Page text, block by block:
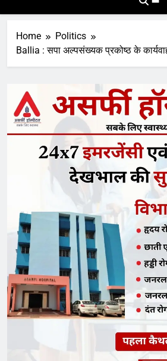
Home
Politics
Ballia : सपा अल्पसंख्यक प्रकोष्ठ के